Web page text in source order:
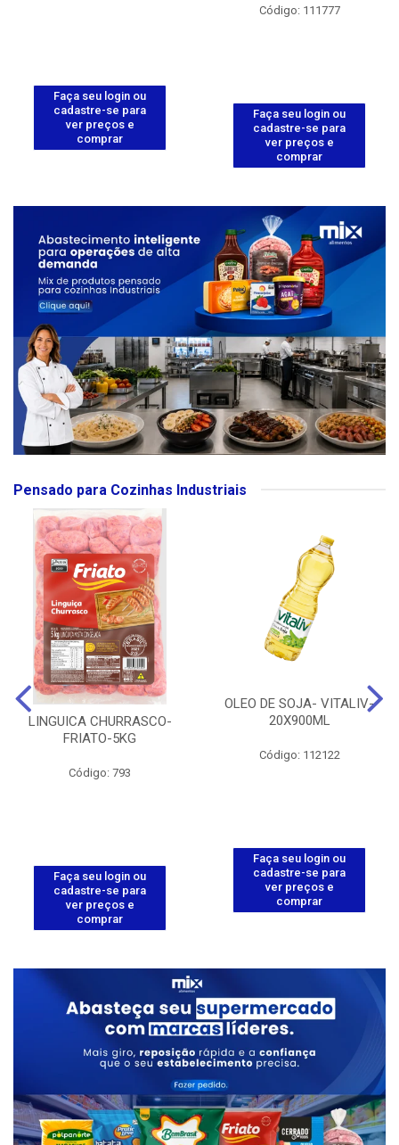
Faça seu login ou
cadastre-se para
ver preços e
comprar
Código: 111777
Faça seu login ou
cadastre-se para
ver preços e
comprar
Pensado para Cozinhas Industriais
LINGUICA CHURRASCO-
FRIATO-5KG
Código: 793
Faça seu login ou
cadastre-se para
ver preços e
comprar
OLEO DE SOJA- VITALIV-
20X900ML
Código: 112122
Faça seu login ou
cadastre-se para
ver preços e
comprar